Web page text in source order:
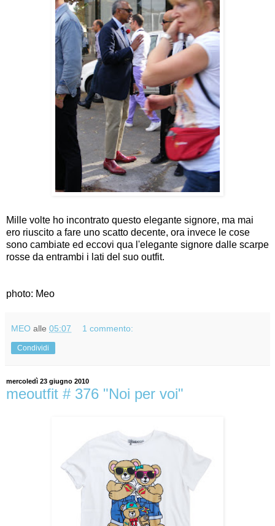
Mille volte ho incontrato questo elegante signore, ma mai
ero riuscito a fare uno scatto decente, ora invece le cose
sono cambiate ed eccovi qua l'elegante signore dalle scarpe
rosse da entrambi i lati del suo outfit.
photo: Meo
MEO alle 05:07 1 commento:
Condividi
mercoledì 23 giugno 2010
meoutfit # 376 "Noi per voi"